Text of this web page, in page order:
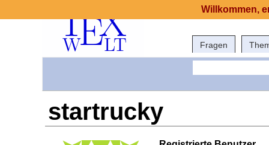
Fragen
startrucky
Willkommen,